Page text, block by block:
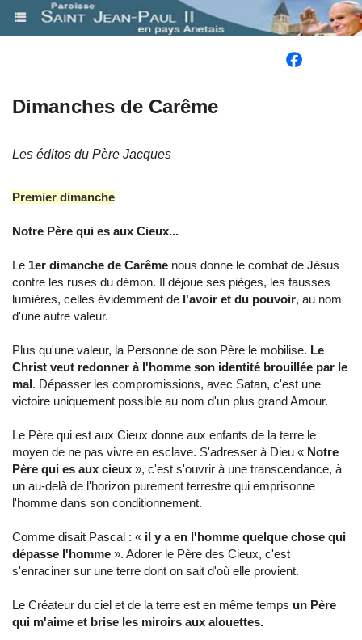
Dimanches de Carême
Les éditos du Père Jacques
Premier dimanche
Notre Père qui es aux Cieux...
Le 1er dimanche de Carême nous donne le combat de Jésus
contre les ruses du démon. Il déjoue ses pièges, les fausses
lumières, celles évidemment de l'avoir et du pouvoir, au nom
d'une autre valeur.
Plus qu'une valeur, la Personne de son Père le mobilise. Le
Christ veut redonner à l'homme son identité brouillée par le
mal. Dépasser les compromissions, avec Satan, c'est une
victoire uniquement possible au nom d'un plus grand Amour.
Le Père qui est aux Cieux donne aux enfants de la terre le
moyen de ne pas vivre en esclave. S'adresser à Dieu « Notre
Père qui es aux cieux », c'est s'ouvrir à une transcendance, à
un au-delà de l'horizon purement terrestre qui emprisonne
l'homme dans son conditionnement.
Comme disait Pascal : « il y a en l'homme quelque chose qui
dépasse l'homme ». Adorer le Père des Cieux, c'est
s'enraciner sur une terre dont on sait d'où elle provient.
Le Créateur du ciel et de la terre est en même temps un Père
qui m'aime et brise les miroirs aux alouettes.